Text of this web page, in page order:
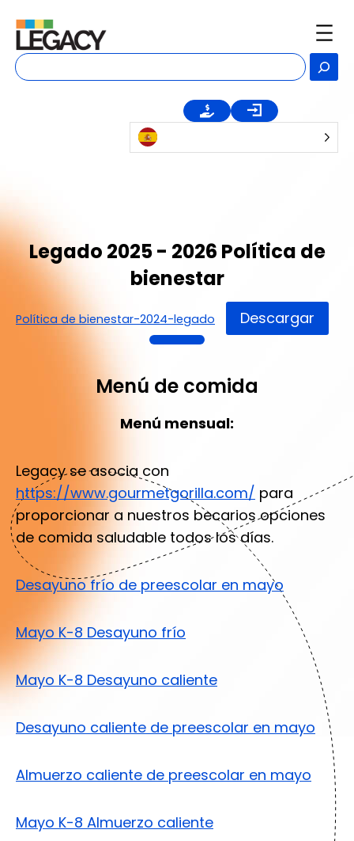
contenido
en
Legado 2025 - 2026 Política de
bienestar
Política de bienestar-2024-legado Descargar
Menú de comida
Menú mensual:
Legacy se asocia con
https://www.gourmetgorilla.com/ para
proporcionar a nuestros becarios opciones
de comida saludable todos los días.
Desayuno frío de preescolar en mayo
Mayo K-8 Desayuno frío
Mayo K-8 Desayuno caliente
Desayuno caliente de preescolar en mayo
Almuerzo caliente de preescolar en mayo
Mayo K-8 Almuerzo caliente